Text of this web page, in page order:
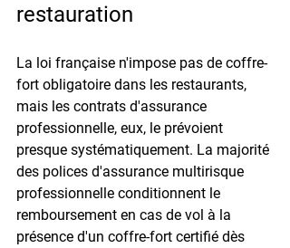
restauration
La loi française n'impose pas de coffre-
fort obligatoire dans les restaurants,
mais les contrats d'assurance
professionnelle, eux, le prévoient
presque systématiquement. La majorité
des polices d'assurance multirisque
professionnelle conditionnent le
remboursement en cas de vol à la
présence d'un coffre-fort certifié dès